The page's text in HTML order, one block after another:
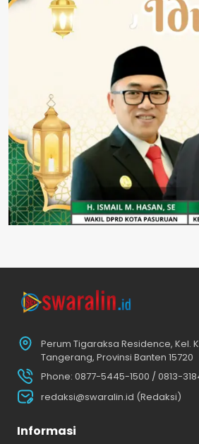
Perum Tigaraksa Residence, Kel.
Tangerang, Provinsi Banten 15720
Phone: 0877-5445-1500 / 0813-
redaksi@swaralin.id (Redaksi)
Informasi